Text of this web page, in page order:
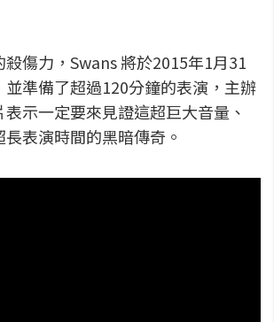
傷力，Swans 將於2015年1月31
並準備了超過120分鐘的表演，主辦
示一定要來見證這超巨大音量、
表演時間的黑暗傳奇。